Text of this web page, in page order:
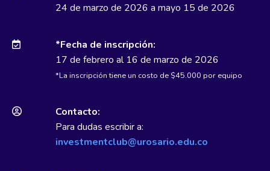
24 de marzo de 2026 a mayo 15 de 2026
*Fecha de inscripción:
17 de febrero al 16 de marzo de 2026
*La inscripción tiene un costo de $45.000 por equipo
Contacto:
Para dudas escribir a:
investmentclub@urosario.edu.co